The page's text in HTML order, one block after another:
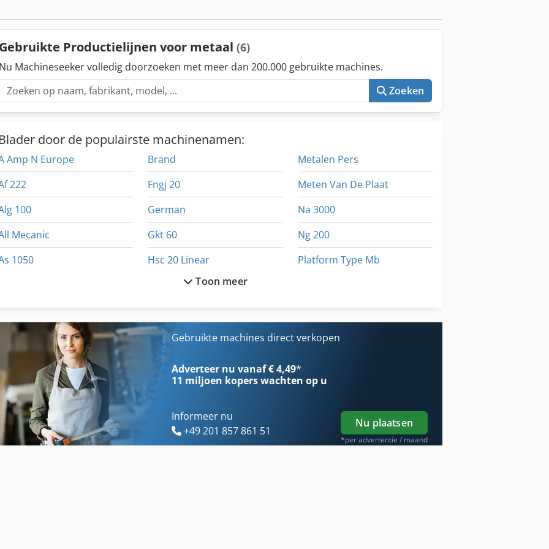
chemicaliën Documentatie Bestaande gereedschappen en reserveonderdelen Lijncapaciteit: 400 m²/u
Paneeldikte: 50-75-100-125 mm Paneellengte: 2.000 - 15.500 mm
Gebruikte Productielijnen voor metaal (6)
Nu Machineseeker volledig doorzoeken met meer dan 200.000 gebruikte machines.
Zoeken
Blader door de populairste machinenamen:
Amp N Europe
222
100
Mecanic
1050
Banden En Wielen
Bekken Van Een Deel Van
Brand
Fngj 20
German
Gkt 60
Hsc 20 Linear
International 433
Ka 77
Metalen Pers
Meten Van De Plaat
Na 3000
Ng 200
Platform Type Mb
Toon meer
Gebruikte machines direct verkopen
Adverteer nu vanaf € 4,49*
11 miljoen koperswachten op u
Informeer nu
+49 201 857 861 51
Nu plaatsen
*per advertentie / maand